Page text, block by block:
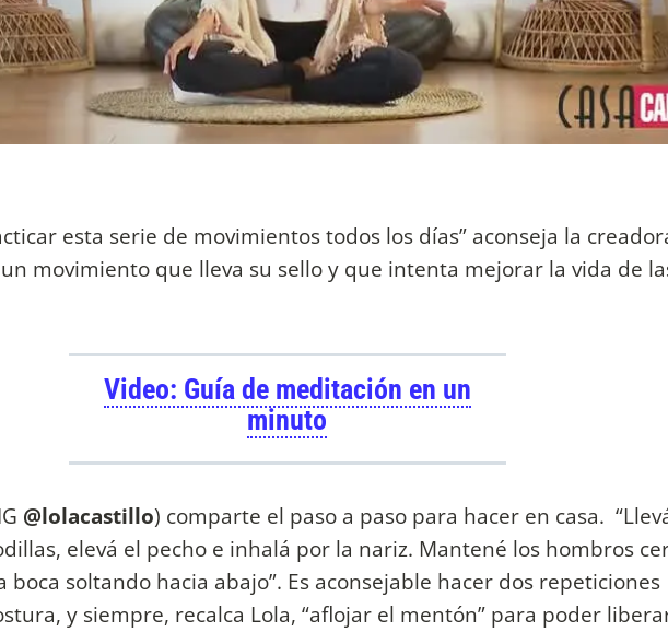
esta serie de movimientos todos los días” aconseja la
un movimiento que lleva su sello y que intenta mejorar la vida de
Video: Guía de meditación en un
minuto
@lolacastillo) comparte el paso a paso para hacer en casa.
elevá el pecho e inhalá por la nariz. Mantené los hombros
boca soltando hacia abajo”. Es aconsejable hacer dos repeticiones
y siempre, recalca Lola, “aflojar el mentón” para poder